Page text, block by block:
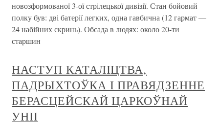
новозформованої 3-ої стрілецької дивізії. Стан бойовий
полку був: дві батерії легких, одна гавбична (12 гармат —
24 набійних скринь). Обсада в людях: около 20-ти
старшин
НАСТУП КАТАЛІЦТВА,
ПАДРЫХТОЎКА I ПРАВЯДЗЕННЕ
БЕРАСЦЕЙСКАЙ ЦАРКОЎНАЙ
УНІІ